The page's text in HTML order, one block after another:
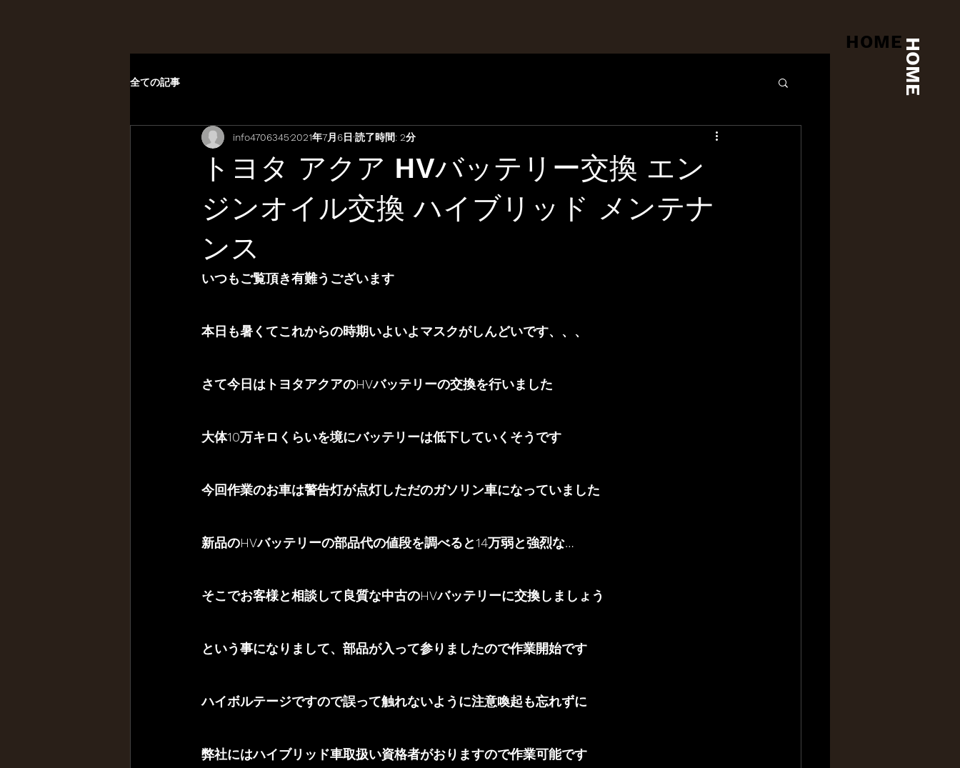
HOMEHOME
全ての記事
トヨタ アクア HVバッテリー交換 エン
ジンオイル交換 ハイブリッド メンテナ
ンス
info47063452021年7月6日 読了時間: 2分
いつもご覧頂き有難うございます
本日も暑くてこれからの時期いよいよマスクがしんどいです、、、
さて今日はトヨタアクアのHVバッテリーの交換を行いました
大体10万キロくらいを境にバッテリーは低下していくそうです
今回作業のお車は警告灯が点灯しただのガソリン車になっていました
新品のHVバッテリーの部品代の値段を調べると14万弱と強烈な…
そこでお客様と相談して良質な中古のHVバッテリーに交換しましょう
という事になりまして、部品が入って参りましたので作業開始です
ハイボルテージですので誤って触れないように注意喚起も忘れずに
弊社にはハイブリッド車取扱い資格者がおりますので作業可能です